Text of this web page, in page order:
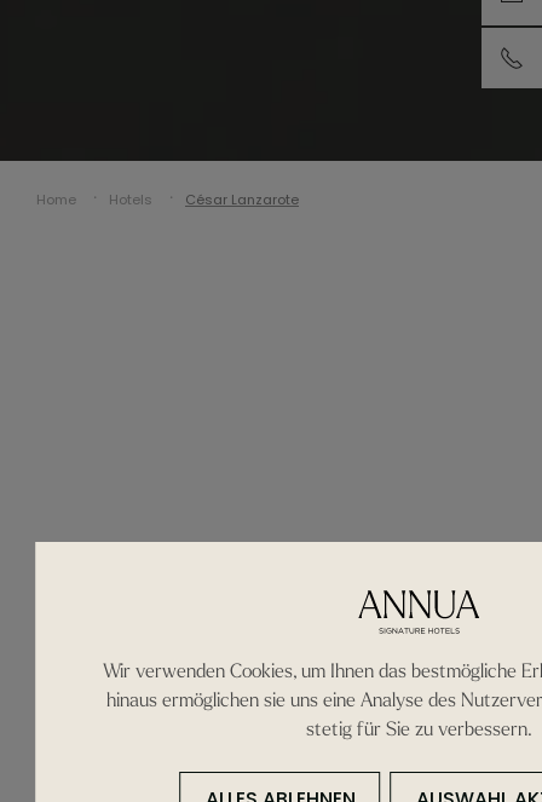
Home Hotels César Lanzarote
Die
auf einer
Vulkaninsel
Wir verwenden Cookies, um Ihnen das bestmögliche
hinaus ermöglichen sie uns eine Analyse des
stetig für Sie zu verbessern.